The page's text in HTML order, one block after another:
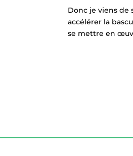
Donc je viens de
accélérer la
se mettre en